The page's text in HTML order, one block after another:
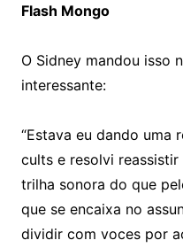
Flash Mongo
O Sidney mandou isso
interessante:
“Estava eu dando uma
cults e resolvi reassistir
trilha sonora do que
que se encaixa no
dividir com voces por